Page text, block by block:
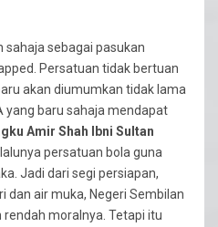
sahaja sebagai pasukan
Persatuan tidak bertuan
akan diumumkan tidak lama
yang baru sahaja mendapat
Amir Shah Ibni Sultan
persatuan bola guna
Jadi dari segi persiapan,
dan air muka, Negeri Sembilan
moralnya. Tetapi itu